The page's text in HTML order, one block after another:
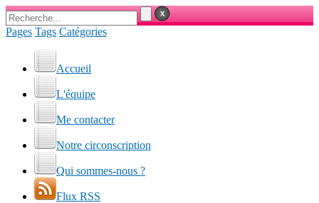
Pages Tags Catégories
Accueil
L'équipe
Me contacter
Notre circonscription
Qui sommes-nous ?
Flux RSS